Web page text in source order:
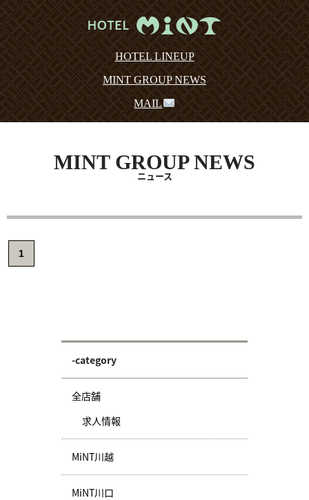
HOTEL LINEUP
MINT GROUP NEWS
MAIL
MINT GROUP NEWS
ニュース
1
-category
全店舗
求人情報
MiNT川越
MiNT川口